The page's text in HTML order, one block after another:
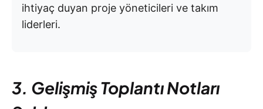
ihtiyaç duyan proje yöneticileri ve takım
liderleri.
3. Gelişmiş Toplantı Notları